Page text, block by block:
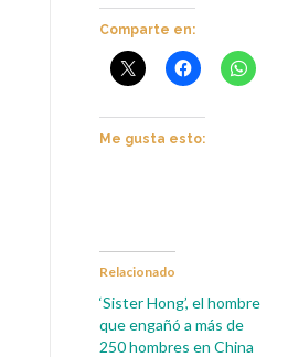
Comparte en:
Me gusta esto:
Relacionado
‘Sister Hong’, el hombre
que engañó a más de
250 hombres en China